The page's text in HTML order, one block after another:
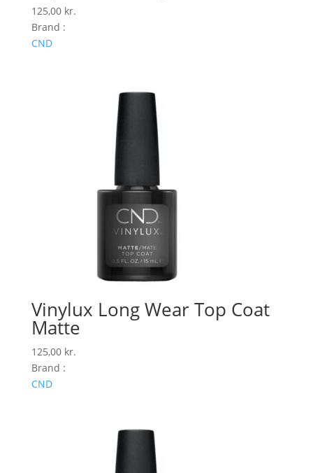
125,00 kr.
Brand :
CND
Vinylux Long Wear Top Coat
Matte
125,00 kr.
Brand :
CND